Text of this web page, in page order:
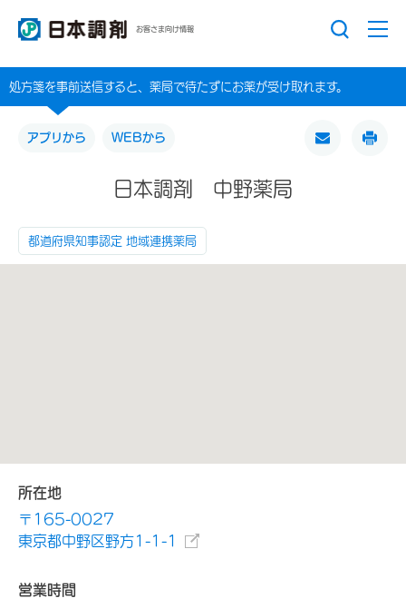
お客さま向け情報
処方箋を事前送信すると、薬局で待たずにお薬が受け取れます。
アプリから WEBから
日本調剤 中野薬局
都道府県知事認定 地域連携薬局
所在地
〒165-0027
東京都中野区野方1-1-1
営業時間